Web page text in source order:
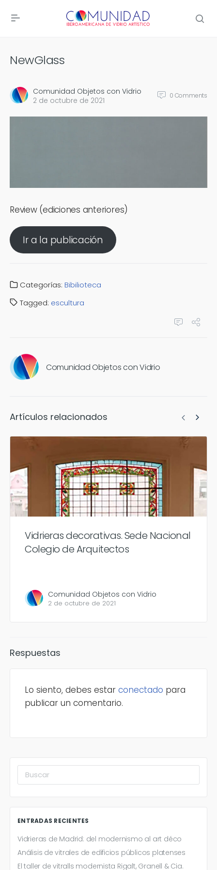
NewGlass
Comunidad Objetos con Vidrio
2 de octubre de 2021
0 Comments
Review (ediciones anteriores)
Ir a la publicación
Categorías: Bibilioteca
Tagged: escultura
Comunidad Objetos con Vidrio
Artículos relacionados
Vidrieras decorativas. Sede Nacional
Colegio de Arquitectos
Comunidad Objetos con Vidrio
2 de octubre de 2021
Respuestas
Lo siento, debes estar conectado para
publicar un comentario.
Buscar:
ENTRADAS RECIENTES
Vidrieras de Madrid: del modernismo al art déco
Análisis de vitrales de edificios públicos platenses
El taller de vitralls modernista Rigalt, Granell & Cia.